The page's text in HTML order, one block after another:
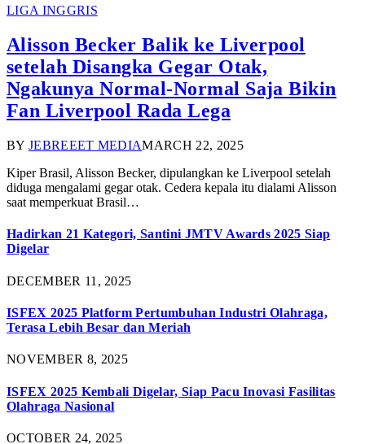
LIGA INGGRIS
Alisson Becker Balik ke Liverpool
setelah Disangka Gegar Otak,
Ngakunya Normal-Normal Saja Bikin
Fan Liverpool Rada Lega
BY JEBREEET MEDIAMARCH 22, 2025
Kiper Brasil, Alisson Becker, dipulangkan ke Liverpool setelah
diduga mengalami gegar otak. Cedera kepala itu dialami Alisson
saat memperkuat Brasil…
Hadirkan 21 Kategori, Santini JMTV Awards 2025 Siap
Digelar
DECEMBER 11, 2025
ISFEX 2025 Platform Pertumbuhan Industri Olahraga,
Terasa Lebih Besar dan Meriah
NOVEMBER 8, 2025
ISFEX 2025 Kembali Digelar, Siap Pacu Inovasi Fasilitas
Olahraga Nasional
OCTOBER 24, 2025